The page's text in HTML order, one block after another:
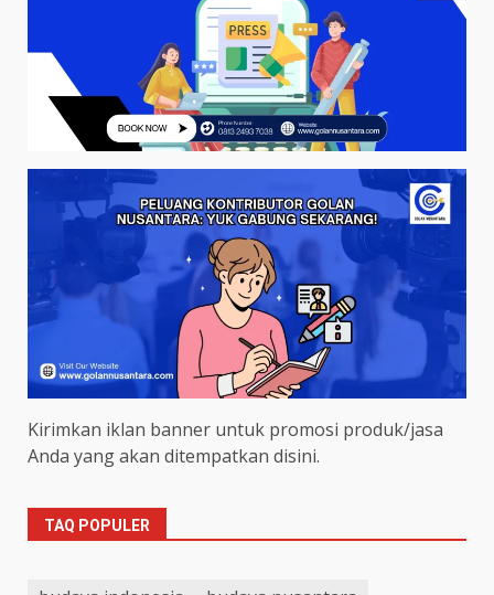
Kirimkan iklan banner untuk promosi produk/jasa
Anda yang akan ditempatkan disini.
TAQ POPULER